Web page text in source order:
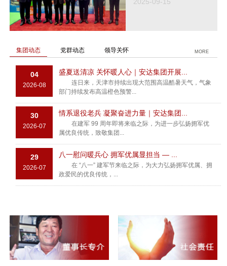
2025-09-15
集团动态 党群动态 领导关怀 MORE
04
2026-08
盛夏送清凉 关怀暖人心｜安达集团开展...
连日来，天津市持续出现大范围高温酷暑天气，气象
部门持续发布高温橙色预警...
30
2026-07
情系退役老兵 凝聚奋进力量｜安达集团...
在建军 99 周年即将来临之际，为进一步弘扬拥军优
属优良传统，致敬集团...
29
2026-07
八一慰问暖兵心 拥军优属显担当 — ...
在 “八一” 建军节来临之际，为大力弘扬拥军优属、拥
政爱民的优良传统，...